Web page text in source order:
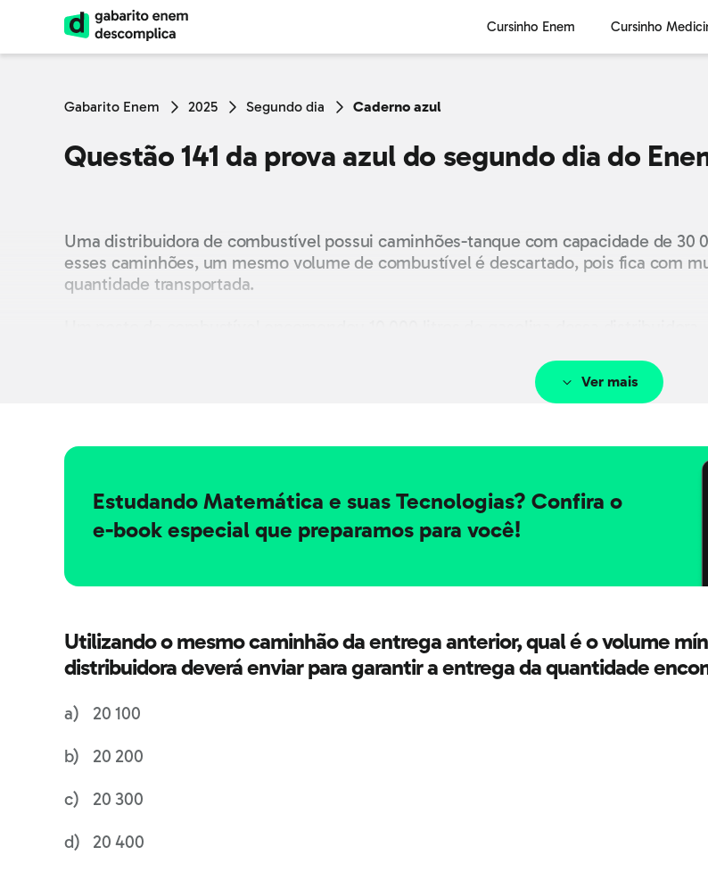
Cursinho Enem Cursinho
Gabarito Enem 2025 Segundo dia Caderno azul
Questão 141 da prova azul do segundo dia do
Uma distribuidora de combustível possui caminhões-tanque com capacidade de 30
esses caminhões, um mesmo volume de combustível é descartado, pois fica com
quantidade transportada.
Em um novo pedido, esse posto solicitou que fosse entregue exatamente o dobro
Ver mais
Estudando Matemática e suas Tecnologias? Confira o
e-book especial que preparamos para você!
Utilizando o mesmo caminhão da entrega anterior, qual é o volume
distribuidora deverá enviar para garantir a entrega da quantidade
20 100
20 200
20 300
20 400